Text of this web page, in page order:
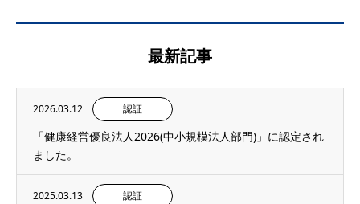
最新記事
2026.03.12 認証
「健康経営優良法人2026(中小規模法人部門)」に認定され
ました。
2025.03.13 認証